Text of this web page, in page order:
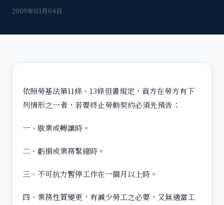
2009年03月04日
依照勞基法第11條、13條但書規定，資方在勞方有下
列情形之一者，若要終止勞動契約必須先預告：
一、歇業或轉讓時。
二、虧損或業務緊縮時。
三、不可抗力暫停工作在一個月以上時。
四、業務性質變更，有減少勞工之必要，又無適當工